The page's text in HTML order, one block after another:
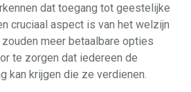
dat toegang tot geestelijke
cruciaal aspect is van het welzijn
meer betaalbare opties
te zorgen dat iedereen de
kan krijgen die ze verdienen.